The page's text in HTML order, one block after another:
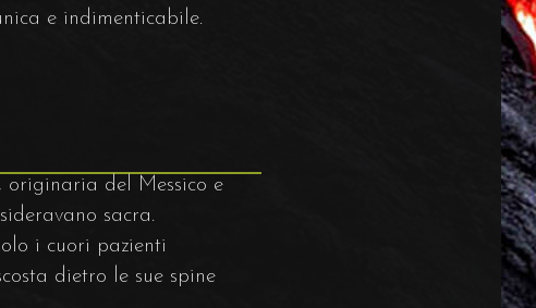
e indimenticabile.
originaria del Messico e
sacra.
i cuori pazienti
dietro le sue spine